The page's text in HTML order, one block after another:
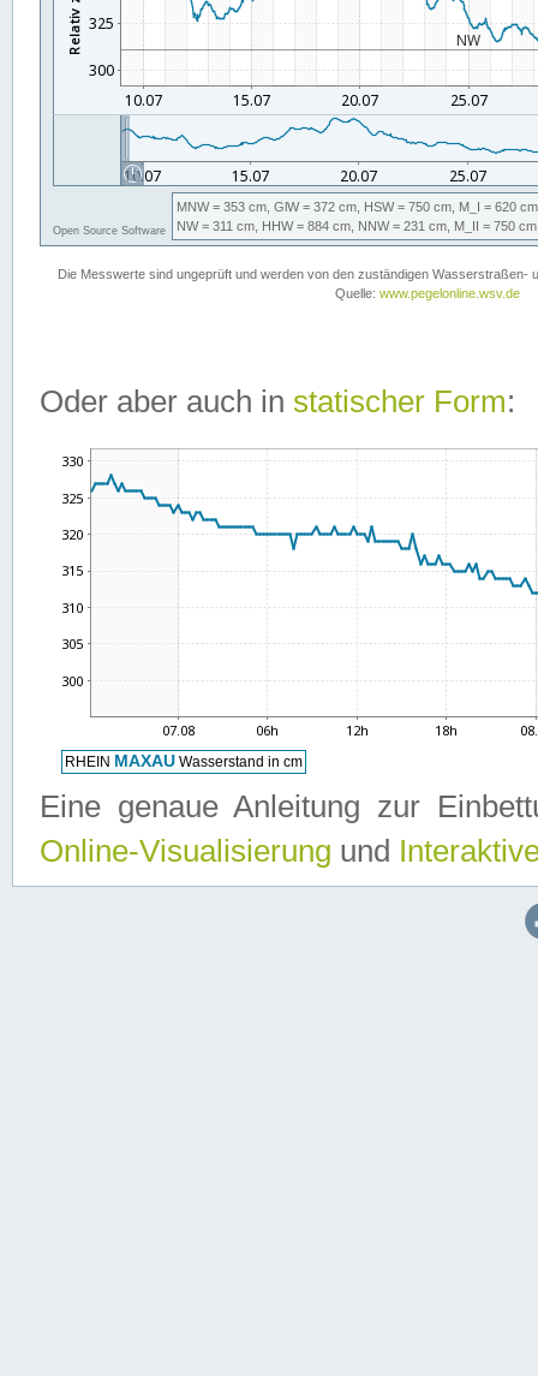
Oder aber auch in statischer Form:
Eine genaue Anleitung zur
Online-Visualisierung und